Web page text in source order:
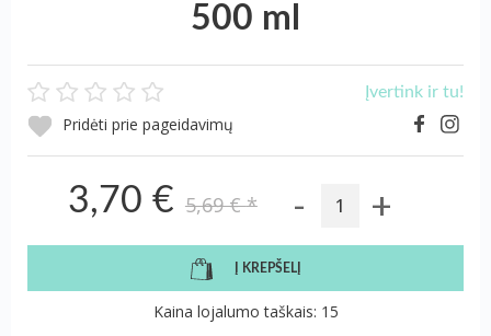
500 ml
Įvertink ir tu!
Pridėti prie pageidavimų
3,70 € 5,69 €* - +
Į KREPŠELĮ
Kaina lojalumo taškais: 15